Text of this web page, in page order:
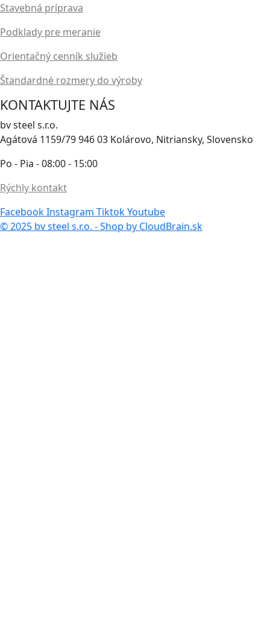
Stavebná príprava
Podklady pre meranie
Orientačný cenník služieb
Štandardné rozmery do výroby
KONTAKTUJTE NÁS
bv steel s.r.o.
Agátová 1159/79 946 03 Kolárovo, Nitriansky, Slovensko
Po - Pia - 08:00 - 15:00
Rýchly kontakt
FacebookInstagram TiktokYoutube
© 2025 bv steel s.r.o. - Shop by CloudBrain.sk